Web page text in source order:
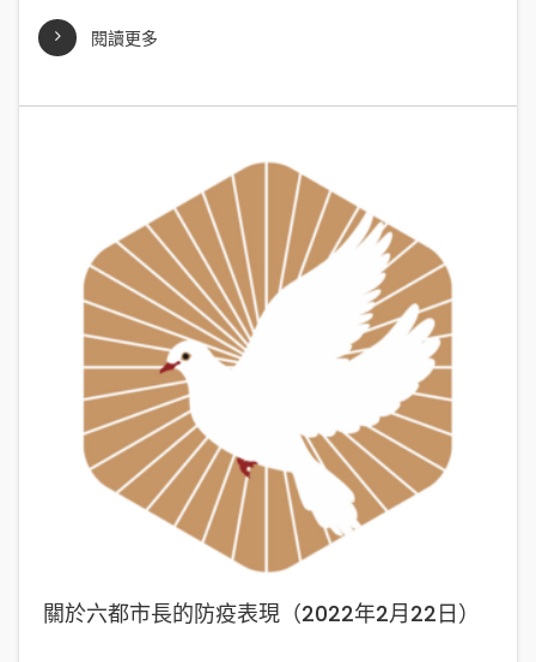
閱讀更多
關於六都市長的防疫表現（2022年2月22日）